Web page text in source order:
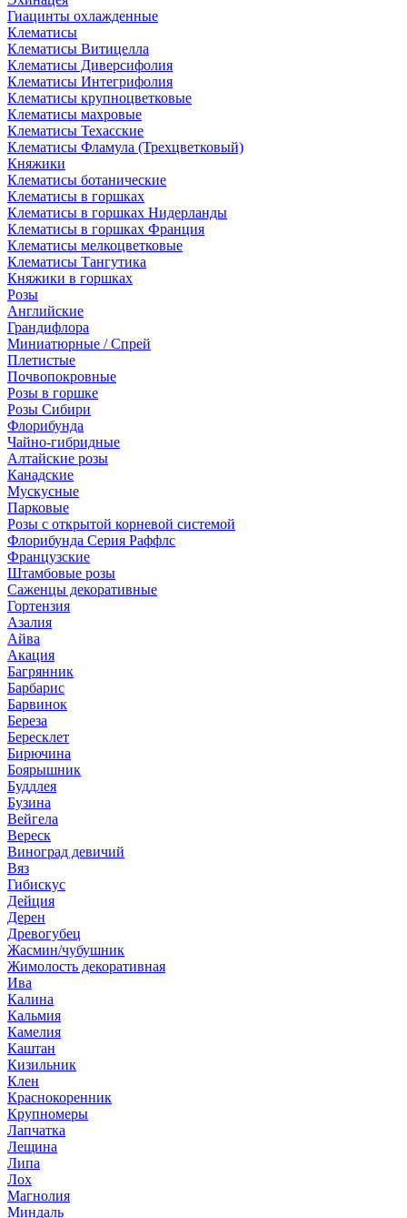
Гиацинты охлажденные
Клематисы
Клематисы Витицелла
Клематисы Диверсифолия
Клематисы Интегрифолия
Клематисы крупноцветковые
Клематисы махровые
Клематисы Техасские
Клематисы Фламула (Трехцветковый)
Княжики
Клематисы ботанические
Клематисы в горшках
Клематисы в горшках Нидерланды
Клематисы в горшках Франция
Клематисы мелкоцветковые
Клематисы Тангутика
Княжики в горшках
Розы
Английские
Грандифлора
Миниатюрные / Спрей
Плетистые
Почвопокровные
Розы в горшке
Розы Сибири
Флорибунда
Чайно-гибридные
Алтайские розы
Канадские
Мускусные
Парковые
Розы с открытой корневой системой
Флорибунда Серия Раффлс
Французские
Штамбовые розы
Саженцы декоративные
Гортензия
Азалия
Айва
Акация
Багрянник
Барбарис
Барвинок
Береза
Бересклет
Бирючина
Боярышник
Буддлея
Бузина
Вейгела
Вереск
Виноград девичий
Вяз
Гибискус
Дейция
Дерен
Древогубец
Жасмин/чубушник
Жимолость декоративная
Ива
Калина
Кальмия
Камелия
Каштан
Кизильник
Клен
Краснокоренник
Крупномеры
Лапчатка
Лещина
Липа
Лох
Магнолия
Миндаль